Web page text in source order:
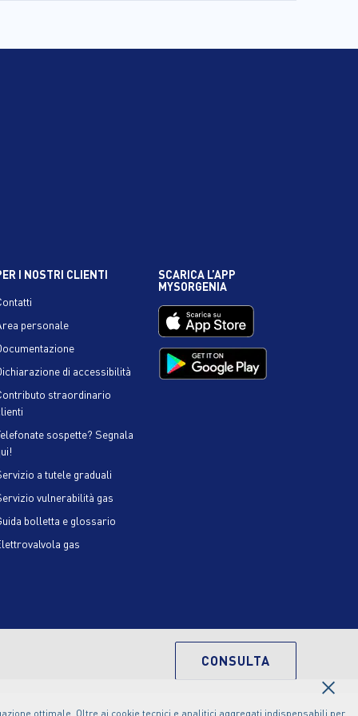
ottimale. Oltre ai cookie tecnici e analitici aggregati indispensabili per
×
I NOSTRI CLIENTI
personale
di accessibilità
straordinario
sospette? Segnala
a tutele graduali
vulnerabilità gas
bolletta e glossario
gas
SCARICA L’APP
MYSORGENIA
CONSULTA